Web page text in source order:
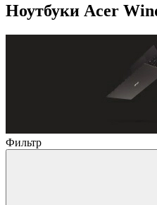
Ноутбуки Acer
Фильтр